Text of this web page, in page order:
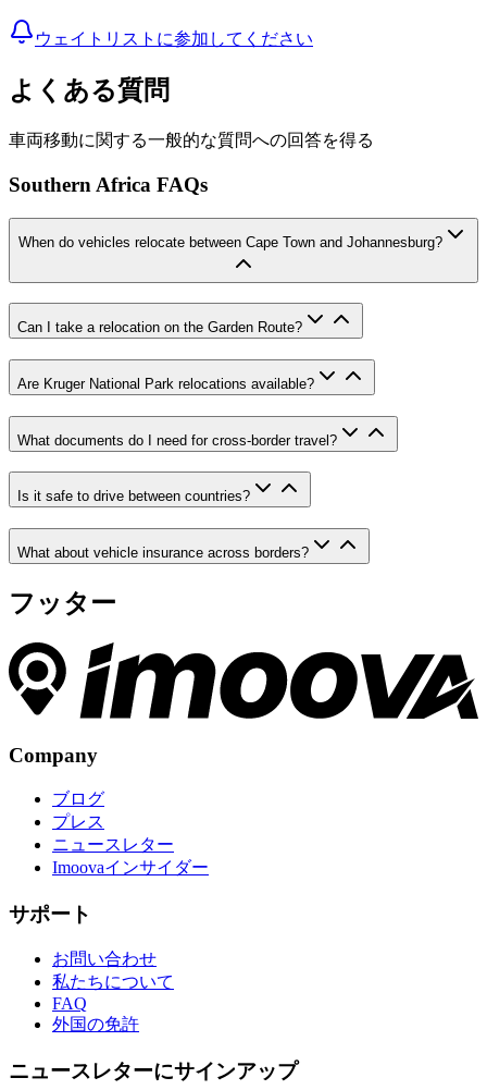
ウェイトリストに参加してください
よくある質問
車両移動に関する一般的な質問への回答を得る
Southern Africa FAQs
When do vehicles relocate between Cape Town and Johannesburg?
Can I take a relocation on the Garden Route?
Are Kruger National Park relocations available?
What documents do I need for cross-border travel?
Is it safe to drive between countries?
What about vehicle insurance across borders?
フッター
Company
ブログ
プレス
ニュースレター
Imoovaインサイダー
サポート
お問い合わせ
私たちについて
FAQ
外国の免許
ニュースレターにサインアップ